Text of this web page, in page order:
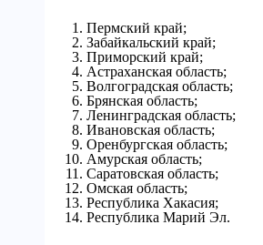
Пермский край;
Забайкальский край;
Приморский край;
Астраханская область;
Волгоградская область;
Брянская область;
Ленинградская область;
Ивановская область;
Оренбургская область;
Амурская область;
Саратовская область;
Омская область;
Республика Хакасия;
Республика Марий Эл.